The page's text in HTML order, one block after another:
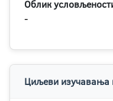
Облик
-
Циљеви изучавања